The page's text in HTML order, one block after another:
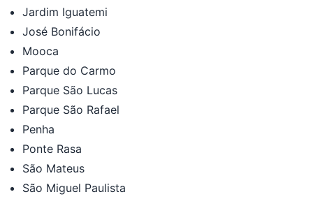
Jardim Iguatemi
José Bonifácio
Mooca
Parque do Carmo
Parque São Lucas
Parque São Rafael
Penha
Ponte Rasa
São Mateus
São Miguel Paulista